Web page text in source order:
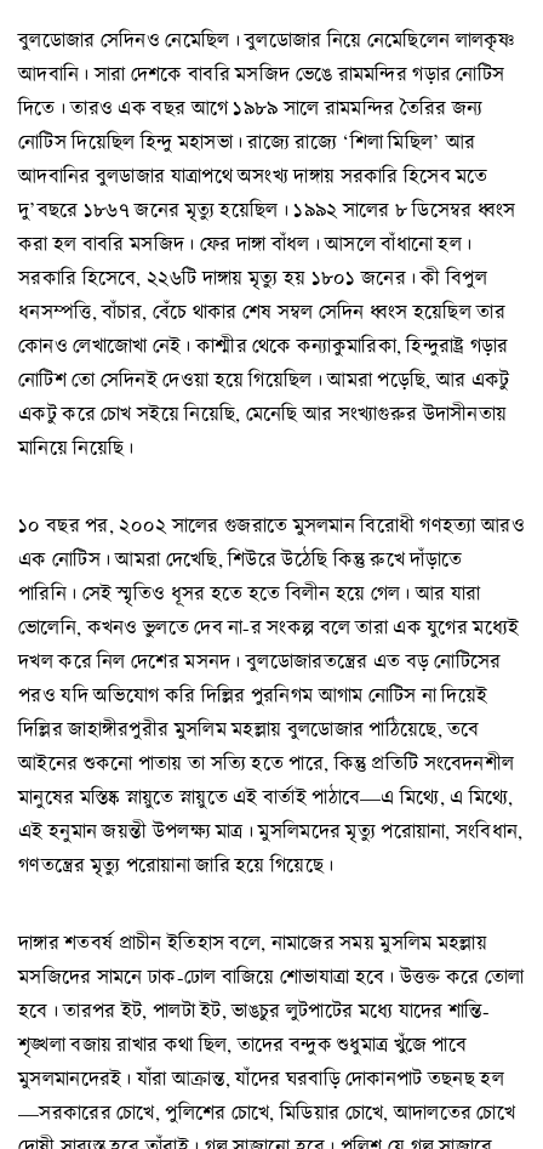
বুলডোজার সেদিনও নেমেছিল। বুলডোজার নিয়ে নেমেছিলেন লালকৃষ্ণ
আদবানি। সারা দেশকে বাবরি মসজিদ ভেঙে রামমন্দির গড়ার নোটিস
দিতে। তারও এক বছর আগে ১৯৮৯ সালে রামমন্দির তৈরির জন্য
নোটিস দিয়েছিল হিন্দু মহাসভা। রাজ্যে রাজ্যে ‘শিলা মিছিল’ আর
আদবানির বুলডাজার যাত্রাপথে অসংখ্য দাঙ্গায় সরকারি হিসেব মতে
দু’বছরে ১৮৬৭ জনের মৃত্যু হয়েছিল। ১৯৯২ সালের ৮ ডিসেম্বর ধ্বংস
করা হল বাবরি মসজিদ। ফের দাঙ্গা বাঁধল। আসলে বাঁধানো হল।
সরকারি হিসেবে, ২২৬টি দাঙ্গায় মৃত্যু হয় ১৮০১ জনের। কী বিপুল
ধনসম্পত্তি, বাঁচার, বেঁচে থাকার শেষ সম্বল সেদিন ধ্বংস হয়েছিল তার
কোনও লেখাজোখা নেই। কাশ্মীর থেকে কন্যাকুমারিকা, হিন্দুরাষ্ট্র গড়ার
নোটিশ তো সেদিনই দেওয়া হয়ে গিয়েছিল। আমরা পড়েছি, আর একটু
একটু করে চোখ সইয়ে নিয়েছি, মেনেছি আর সংখ্যাগুরুর উদাসীনতায়
মানিয়ে নিয়েছি।
১০ বছর পর, ২০০২ সালের গুজরাতে মুসলমান বিরোধী গণহত্যা আরও
এক নোটিস। আমরা দেখেছি, শিউরে উঠেছি কিন্তু রুখে দাঁড়াতে
পারিনি। সেই স্মৃতিও ধূসর হতে হতে বিলীন হয়ে গেল। আর যারা
ভোলেনি, কখনও ভুলতে দেব না-র সংকল্প বলে তারা এক যুগের মধ্যেই
দখল করে নিল দেশের মসনদ। বুলডোজারতন্ত্রের এত বড় নোটিসের
পরও যদি অভিযোগ করি দিল্লির পুরনিগম আগাম নোটিস না দিয়েই
দিল্লির জাহাঙ্গীরপুরীর মুসলিম মহল্লায় বুলডোজার পাঠিয়েছে, তবে
আইনের শুকনো পাতায় তা সত্যি হতে পারে, কিন্তু প্রতিটি সংবেদনশীল
মানুষের মস্তিষ্ক স্নায়ুতে স্নায়ুতে এই বার্তাই পাঠাবে—এ মিথ্যে, এ মিথ্যে,
এই হনুমান জয়ন্তী উপলক্ষ্য মাত্র। মুসলিমদের মৃত্যু পরোয়ানা, সংবিধান,
গণতন্ত্রের মৃত্যু পরোয়ানা জারি হয়ে গিয়েছে।
দাঙ্গার শতবর্ষ প্রাচীন ইতিহাস বলে, নামাজের সময় মুসলিম মহল্লায়
মসজিদের সামনে ঢাক-ঢোল বাজিয়ে শোভাযাত্রা হবে। উত্তক্ত করে তোলা
হবে। তারপর ইট, পালটা ইট, ভাঙচুর লুটপাটের মধ্যে যাদের শান্তি-
শৃঙ্খলা বজায় রাখার কথা ছিল, তাদের বন্দুক শুধুমাত্র খুঁজে পাবে
মুসলমানদেরই। যাঁরা আক্রান্ত, যাঁদের ঘরবাড়ি দোকানপাট তছনছ হল
—সরকারের চোখে, পুলিশের চোখে, মিডিয়ার চোখে, আদালতের চোখে